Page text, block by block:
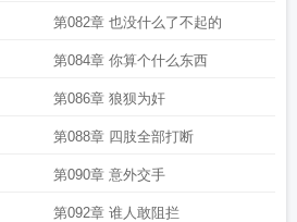
第082章 也没什么了不起的
第084章 你算个什么东西
第086章 狼狈为奸
第088章 四肢全部打断
第090章 意外交手
第092章 谁人敢阻拦